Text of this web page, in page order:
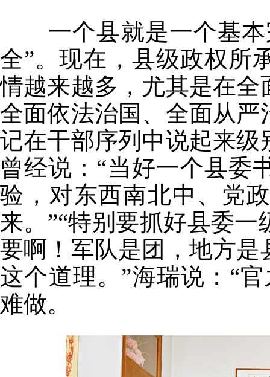
一个县就是一个基本
全”。现在，县级政权所
情越来越多，尤其是在
全面依法治国、全面从
记在干部序列中说起来
曾经说：“当好一个县委
验，对东西南北中、党
来。”“特别要抓好县委
要啊！军队是团，地方
这个道理。”海瑞说：“
难做。